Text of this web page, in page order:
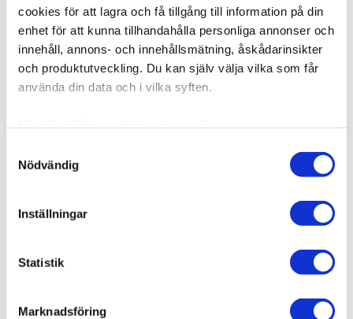
cookies för att lagra och få tillgång till information på din
enhet för att kunna tillhandahålla personliga annonser och
innehåll, annons- och innehållsmätning, åskådarinsikter
och produktutveckling. Du kan själv välja vilka som får
använda din data och i vilka syften.
kan ha en noggrannhet på upp till flera meter
Ta reda på mer om hur dina personliga uppgifter
Du kan ändra eller dra tillbaka ditt samtycke när som
Nödvändig
Inställningar
Statistik
Marknadsföring
Produktbeskrivning
Relaterade produkter